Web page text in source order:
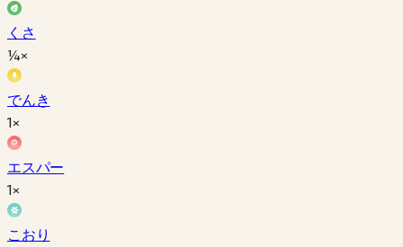
くさ
¼×
でんき
1×
エスパー
1×
こおり